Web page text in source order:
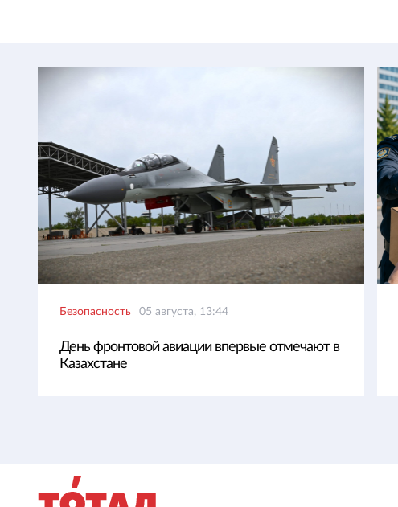
Безопасность 05 августа, 13:44
День фронтовой авиации впервые отмечают в
Казахстане